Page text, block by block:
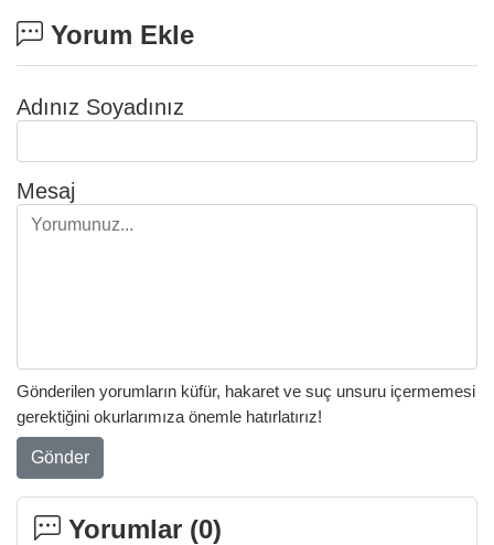
Yorum Ekle
Adınız Soyadınız
Mesaj
Gönderilen yorumların küfür, hakaret ve suç unsuru içermemesi
gerektiğini okurlarımıza önemle hatırlatırız!
Gönder
Yorumlar (0)